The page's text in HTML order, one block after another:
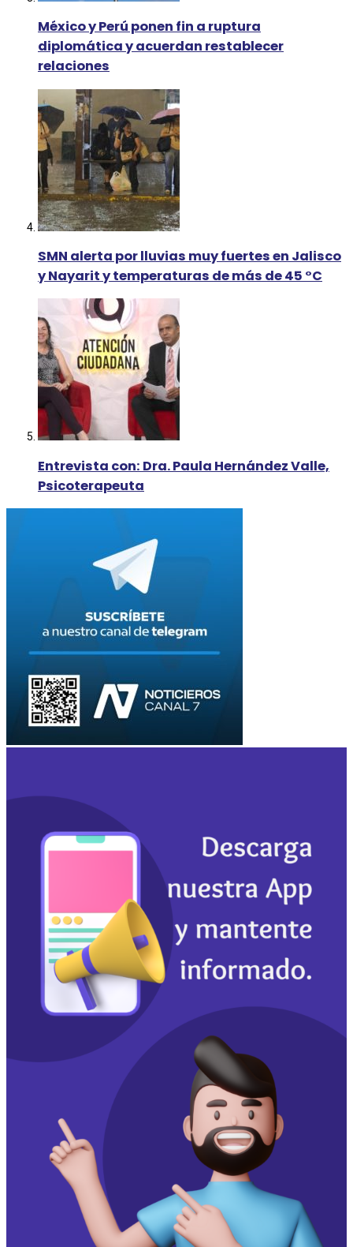
México y Perú ponen fin a ruptura
diplomática y acuerdan restablecer
relaciones
SMN alerta por lluvias muy fuertes en Jalisco
y Nayarit y temperaturas de más de 45 °C
Entrevista con: Dra. Paula Hernández Valle,
Psicoterapeuta